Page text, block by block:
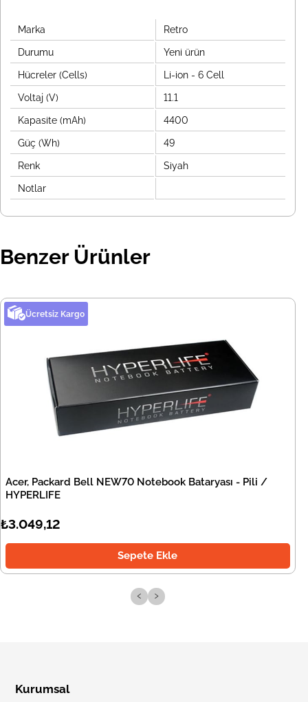
Marka Retro
Durumu Yeni ürün
Hücreler (Cells) Li-ion - 6 Cell
Voltaj (V) 11.1
Kapasite (mAh) 4400
Güç (Wh) 49
Renk Siyah
Notlar
Benzer Ürünler
Ücretsiz Kargo
Acer, Packard Bell NEW70 Notebook Bataryası - Pili /
HYPERLIFE
₺3.049,12
Sepete Ekle
‹ ›
Kurumsal